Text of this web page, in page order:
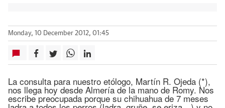
Monday, 10 December 2012, 01:45
La consulta para nuestro etólogo, Martín R. Ojeda (*),
nos llega hoy desde Almería de la mano de Romy. Nos
escribe preocupada porque su chihuahua de 7 meses